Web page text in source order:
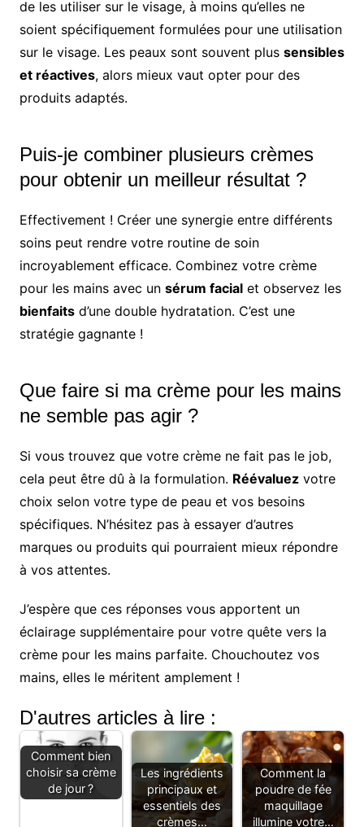
de les utiliser sur le visage, à moins qu’elles ne
soient spécifiquement formulées pour une utilisation
sur le visage. Les peaux sont souvent plus sensibles
et réactives, alors mieux vaut opter pour des
produits adaptés.
Puis-je combiner plusieurs crèmes
pour obtenir un meilleur résultat ?
Effectivement ! Créer une synergie entre différents
soins peut rendre votre routine de soin
incroyablement efficace. Combinez votre crème
pour les mains avec un sérum facialet observez les
bienfaitsd’une double hydratation. C’est une
stratégie gagnante !
Que faire si ma crème pour les mains
ne semble pas agir ?
Si vous trouvez que votre crème ne fait pas le job,
cela peut être dû à la formulation. Réévaluezvotre
choix selon votre type de peau et vos besoins
spécifiques. N’hésitez pas à essayer d’autres
marques ou produits qui pourraient mieux répondre
à vos attentes.
J’espère que ces réponses vous apportent un
éclairage supplémentaire pour votre quête vers la
crème pour les mains parfaite. Chouchoutez vos
mains, elles le méritent amplement !
D'autres articles à lire :
Comment bien
choisir sa crème
de jour ?
Les ingrédients
principaux et
essentiels des
crèmes…
Comment la
poudre de fée
maquillage
illumine votre…